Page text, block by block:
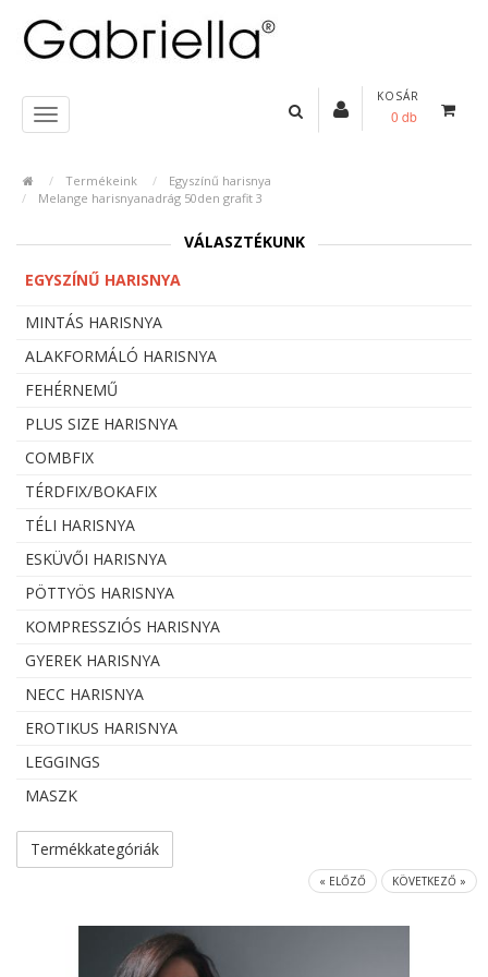
KOSÁR
0 db
Termékeink
Egyszínű harisnya
Melange harisnyanadrág 50den grafit 3
VÁLASZTÉKUNK
EGYSZÍNŰ HARISNYA
MINTÁS HARISNYA
ALAKFORMÁLÓ HARISNYA
FEHÉRNEMŰ
PLUS SIZE HARISNYA
COMBFIX
TÉRDFIX/BOKAFIX
TÉLI HARISNYA
ESKÜVŐI HARISNYA
PÖTTYÖS HARISNYA
KOMPRESSZIÓS HARISNYA
GYEREK HARISNYA
NECC HARISNYA
EROTIKUS HARISNYA
LEGGINGS
MASZK
Termékkategóriák
« ELŐZŐ KÖVETKEZŐ »